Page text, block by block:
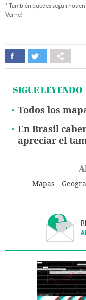
* También puedes seguirnos en
Verne!
SIGUE LEYENDO
Todos los
En Brasil
apreciar el
Mapas